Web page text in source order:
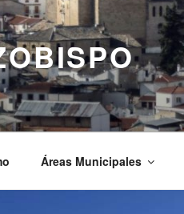
Áreas Municipales